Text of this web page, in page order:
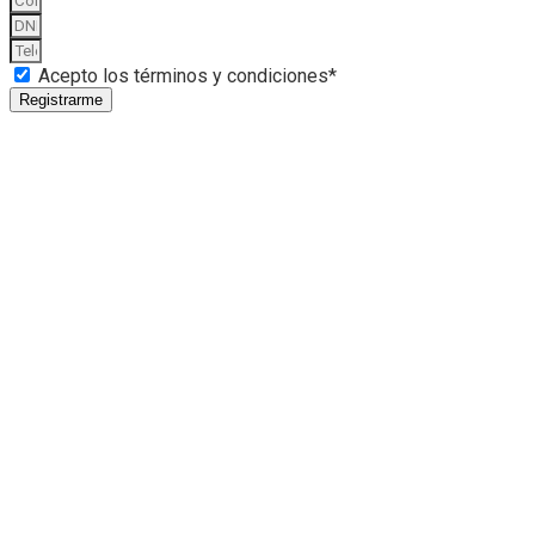
Acepto los términos y condiciones*
Registrarme